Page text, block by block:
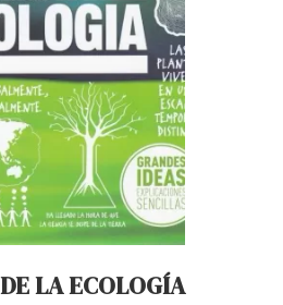
LA ECOLOGÍA